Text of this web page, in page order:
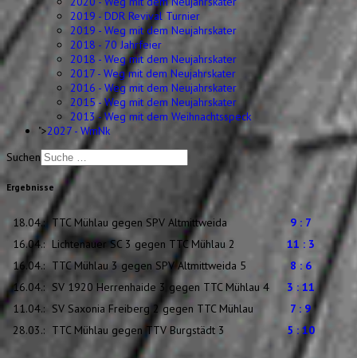
2019 - DDR Revival Turnier
2019 - Weg mit dem Neujahrskater
2018 - 70 Jahrfeier
2018 - Weg mit dem Neujahrskater
2017 - Weg mit dem Neujahrskater
2016 - Weg mit dem Neujahrskater
2015 - Weg mit dem Neujahrskater
2013 - Weg mit dem Weihnachtsspeck
">2027 - WmNk
Suchen
Ergebnisse
18.04.: TTC Mühlau gegen SPV Altmittweida
9 : 7
16.04.: Lichtenauer SC 3 gegen TTC Mühlau 2
11 : 3
16.04.: TTC Mühlau 3 gegen SPV Altmittweida 5
8 : 6
16.04.: SV 1920 Herrenhaide 3 gegen TTC Mühlau 4
3 : 11
11.04.: SV Saxonia Freiberg 2 gegen TTC Mühlau
7 : 9
28.03.: TTC Mühlau gegen TTV Burgstädt 3 5 : 10